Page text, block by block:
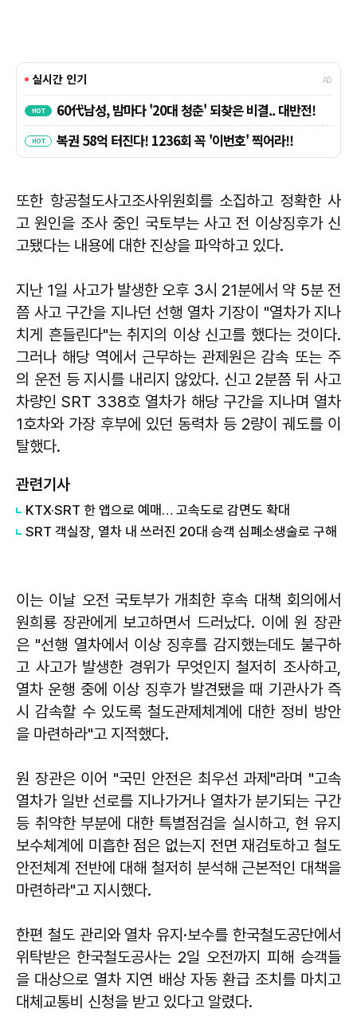
또한 항공철도사고조사위원회를 소집하고 정확한 사
고 원인을 조사 중인 국토부는 사고 전 이상징후가 신
고됐다는 내용에 대한 진상을 파악하고 있다.
지난 1일 사고가 발생한 오후 3시 21분에서 약 5분 전
쯤 사고 구간을 지나던 선행 열차 기장이 "열차가 지나
치게 흔들린다"는 취지의 이상 신고를 했다는 것이다.
그러나 해당 역에서 근무하는 관제원은 감속 또는 주
의 운전 등 지시를 내리지 않았다. 신고 2분쯤 뒤 사고
차량인 SRT 338호 열차가 해당 구간을 지나며 열차
1호차와 가장 후부에 있던 동력차 등 2량이 궤도를 이
탈했다.
관련기사
KTX·SRT 한 앱으로 예매… 고속도로 감면도 확대
SRT 객실장, 열차 내 쓰러진 20대 승객 심폐소생술로 구해
이는 이날 오전 국토부가 개최한 후속 대책 회의에서
원희룡 장관에게 보고하면서 드러났다. 이에 원 장관
은 "선행 열차에서 이상 징후를 감지했는데도 불구하
고 사고가 발생한 경위가 무엇인지 철저히 조사하고,
열차 운행 중에 이상 징후가 발견됐을 때 기관사가 즉
시 감속할 수 있도록 철도관제체계에 대한 정비 방안
을 마련하라"고 지적했다.
원 장관은 이어 "국민 안전은 최우선 과제"라며 "고속
열차가 일반 선로를 지나가거나 열차가 분기되는 구간
등 취약한 부분에 대한 특별점검을 실시하고, 현 유지
보수체계에 미흡한 점은 없는지 전면 재검토하고 철도
안전체계 전반에 대해 철저히 분석해 근본적인 대책을
마련하라"고 지시했다.
한편 철도 관리와 열차 유지·보수를 한국철도공단에서
위탁받은 한국철도공사는 2일 오전까지 피해 승객들
을 대상으로 열차 지연 배상 자동 환급 조치를 마치고
대체교통비 신청을 받고 있다고 알렸다.